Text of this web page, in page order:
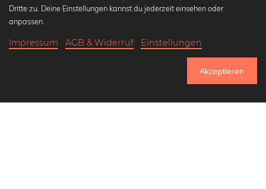
Bis Donnerstag: 20% Rabatt auf alle Bilder
Wandbilder in schwarz-weiß
Klassiker der Kunstgeschichte
Dritte zu. Deine Einstellungen kannst du jederzeit einsehen oder
anpassen.
Impressum AGB & Widerruf Einstellungen
Akzeptieren